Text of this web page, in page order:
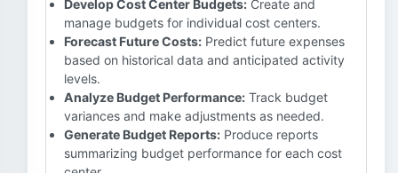
Develop Cost Center Budgets: Create and
manage budgets for individual cost centers.
Forecast Future Costs: Predict future expenses
based on historical data and anticipated activity
levels.
Analyze Budget Performance: Track budget
variances and make adjustments as needed.
Generate Budget Reports: Produce reports
summarizing budget performance for each cost